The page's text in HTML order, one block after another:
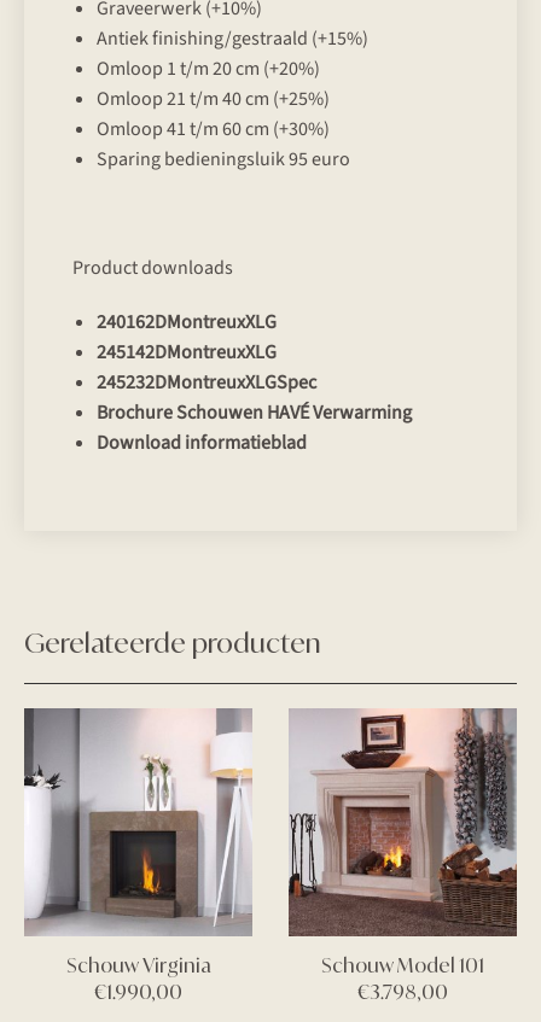
Graveerwerk (+10%)
Antiek finishing/gestraald (+15%)
Omloop 1 t/m 20 cm (+20%)
Omloop 21 t/m 40 cm (+25%)
Omloop 41 t/m 60 cm (+30%)
Sparing bedieningsluik 95 euro
Product downloads
240162DMontreuxXLG
245142DMontreuxXLG
245232DMontreuxXLGSpec
Brochure Schouwen HAVÉ Verwarming
Download informatieblad
Gerelateerde producten
Schouw Virginia
€1.990,00
Schouw Model 101
€3.798,00